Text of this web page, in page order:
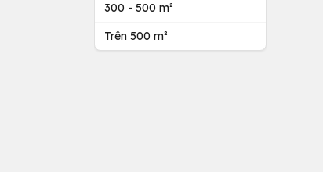
300 - 500 m²
Trên 500 m²